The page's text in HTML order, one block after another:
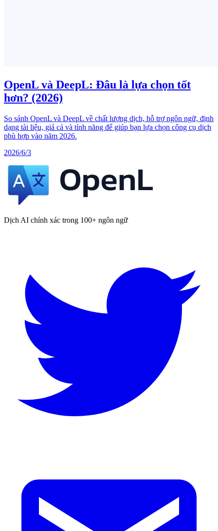
OpenL và DeepL: Đâu là lựa chọn tốt
hơn? (2026)
So sánh OpenL và DeepL về chất lượng dịch, hỗ trợ ngôn ngữ, định
dạng tài liệu, giá cả và tính năng để giúp bạn lựa chọn công cụ dịch
phù hợp vào năm 2026.
2026/6/3
Dịch AI chính xác trong 100+ ngôn ngữ